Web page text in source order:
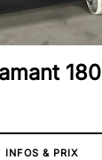
180
INFOS & PRIX